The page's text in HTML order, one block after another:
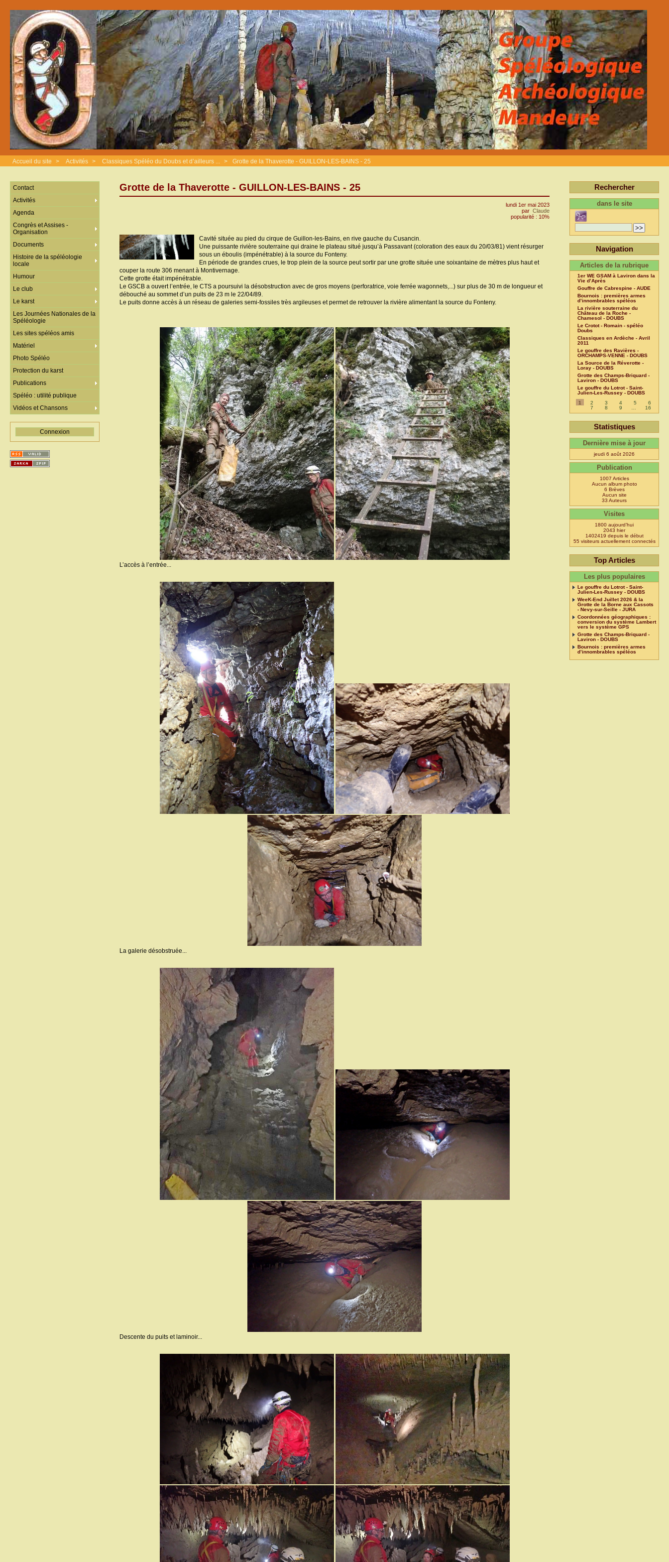
Accueil du site > Activités > Classiques Spéléo du Doubs et d’ailleurs ... > Grotte de la Thaverotte - GUILLON-LES-BAINS - 25
Grotte de la Thaverotte - GUILLON-LES-BAINS - 25
lundi 1er mai 2023
par Claude
popularité : 10%
Cavité située au pied du cirque de Guillon-les-Bains, en rive gauche du Cusancin.
Une puissante rivière souterraine qui draine le plateau situé jusqu’à Passavant (coloration des eaux du 20/03/81) vient résurger
sous un éboulis (impénétrable) à la source du Fonteny.
En période de grandes crues, le trop plein de la source peut sortir par une grotte située une soixantaine de mètres plus haut et
couper la route 306 menant à Montivernage.
Cette grotte était impénétrable.
Le GSCB a ouvert l’entrée, le CTS a poursuivi la désobstruction avec de gros moyens (perforatrice, voie ferrée wagonnets,...) sur plus de 30 m de longueur et
débouché au sommet d’un puits de 23 m le 22/04/89.
Le puits donne accès à un réseau de galeries semi-fossiles très argileuses et permet de retrouver la rivière alimentant la source du Fonteny.
L’accès à l’entrée...
La galerie désobstruée...
Descente du puits et laminoir...
Contact
Activités
Agenda
Congrès et Assises -
Organisation
Documents
Histoire de la spéléologie
locale
Humour
Le club
Le karst
Les Journées Nationales de la
Spéléologie
Les sites spéléos amis
Matériel
Photo Spéléo
Protection du karst
Publications
Spéléo : utilité publique
Vidéos et Chansons
Connexion
Rechercher
dans le site
Navigation
Articles de la rubrique
1er WE GSAM à Laviron dans la
Vie d’Après
Gouffre de Cabrespine - AUDE
Bournois : premières armes
d’innombrables spéléos
La rivière souterraine du
Château de la Roche -
Chamesol - DOUBS
Le Crotot - Romain - spéléo
Doubs
Classiques en Ardèche - Avril
2011
Le gouffre des Ravières -
ORCHAMPS-VENNE - DOUBS
La Source de la Réverotte -
Loray - DOUBS
Grotte des Champs-Briquard -
Laviron - DOUBS
Le gouffre du Lotrot - Saint-
Julien-Les-Russey - DOUBS
1
2 3 4 5
6
7
8 9 16
Statistiques
Dernière mise à jour
jeudi 6 août 2026
Publication
1007 Articles
Aucun album photo
6 Brèves
Aucun site
33 Auteurs
Visites
1800 aujourd’hui
2043 hier
1402419 depuis le début
55 visiteurs actuellement connectés
Top Articles
Les plus populaires
Le gouffre du Lotrot - Saint-
Julien-Les-Russey - DOUBS
WeeK-End Juillet 2026 & la
Grotte de la Borne aux Cassots
- Nevy-sur-Seille - JURA
Coordonnées géographiques :
conversion du système Lambert
vers le système GPS
Grotte des Champs-Briquard -
Laviron - DOUBS
Bournois : premières armes
d’innombrables spéléos